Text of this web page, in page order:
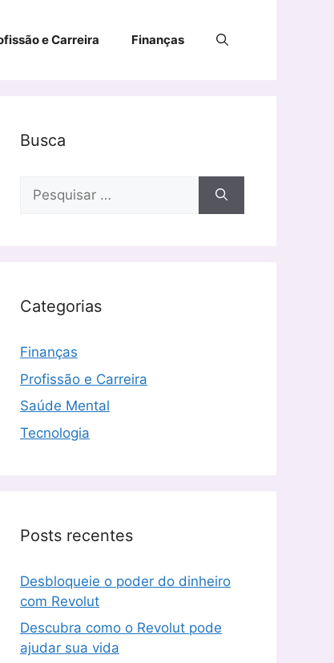
e Carreira Finanças
Busca
Pesquisar
Categorias
Finanças
Profissão e Carreira
Saúde Mental
Tecnologia
Posts recentes
Desbloqueie o poder do dinheiro
com Revolut
Descubra como o Revolut pode
ajudar sua vida